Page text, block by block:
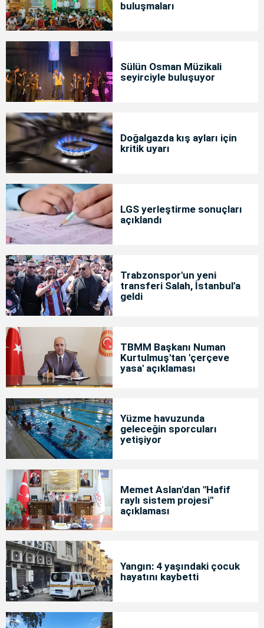
buluşmaları
Sülün Osman Müzikali
seyirciyle buluşuyor
Doğalgazda kış ayları için
kritik uyarı
LGS yerleştirme sonuçları
açıklandı
Trabzonspor'un yeni
transferi Salah, İstanbul'a
geldi
TBMM Başkanı Numan
Kurtulmuş'tan 'çerçeve
yasa' açıklaması
Yüzme havuzunda
geleceğin sporcuları
yetişiyor
Memet Aslan'dan "Hafif
raylı sistem projesi"
açıklaması
Yangın: 4 yaşındaki çocuk
hayatını kaybetti